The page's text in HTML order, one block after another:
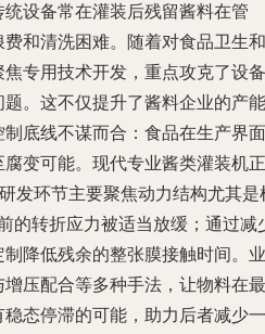
设备常在灌装后残留酱料在管
和清洗困难。随着对食品卫生和
专用技术开发，重点攻克了设备
。这不仅提升了酱料企业的产能
底线不谋而合：食品在生产界面
变可能。现代专业酱类灌装机正
发环节主要聚焦动力结构尤其是
的转折应力被适当放缓；通过减
降低残余的整张膜接触时间。业
压配合等多种手法，让物料在最
态停滞的可能，助力后者减少一